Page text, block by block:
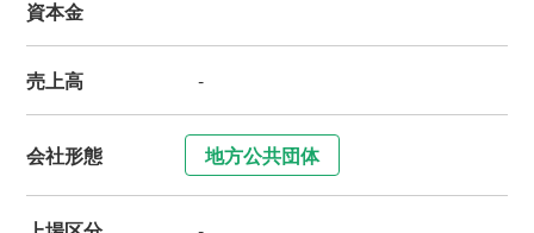
資本金
売上高 -
会社形態 地方公共団体